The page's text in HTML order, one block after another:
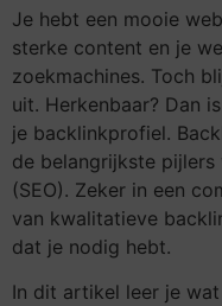
Je hebt een mooie
sterke content en je
zoekmachines. Toch
uit. Herkenbaar? Dan
je backlinkprofiel.
de belangrijkste
(SEO). Zeker in een
van kwalitatieve
dat je nodig hebt.
In dit artikel leer je